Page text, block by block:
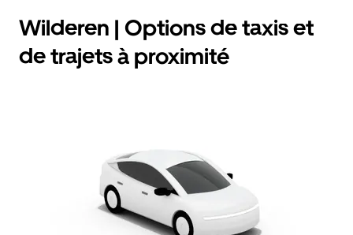
Wilderen | Options de taxis et
de trajets à proximité